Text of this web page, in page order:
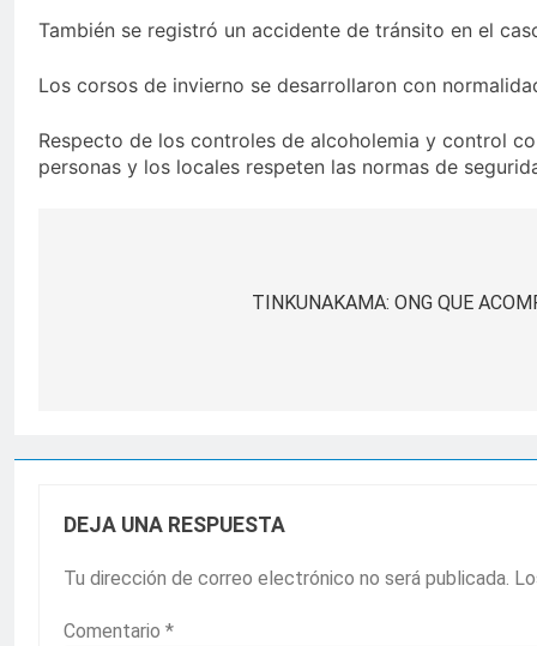
También se registró un accidente de tránsito en el
Los corsos de invierno se desarrollaron con
Respecto de los controles de alcoholemia y control
personas y los locales respeten las normas de
TINKUNAKAMA: ONG QUE
DEJA UNA RESPUESTA
Tu dirección de correo electrónico no será publicada.
Comentario *